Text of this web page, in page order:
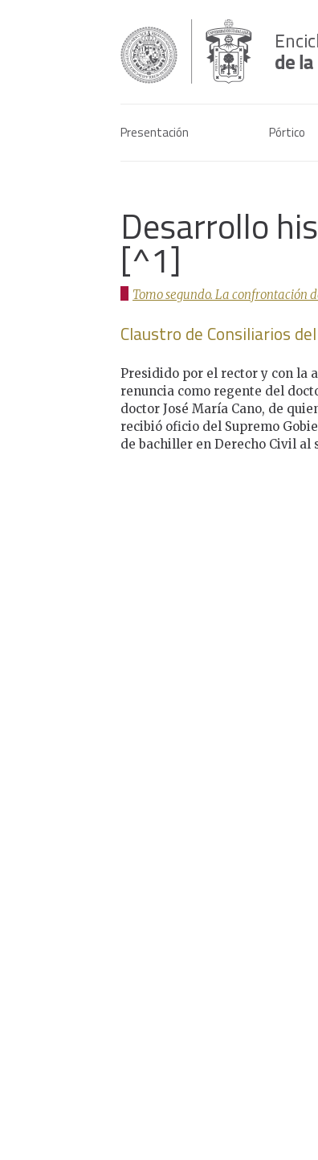
Presentación Pórtico
Desarrollo
[^1]
Tomo segundo. La confrontación
Claustro de Consiliarios
Presidido por el rector y con la
renuncia como regente del
doctor José María Cano, de
recibió oficio del Supremo
de bachiller en Derecho Civil al